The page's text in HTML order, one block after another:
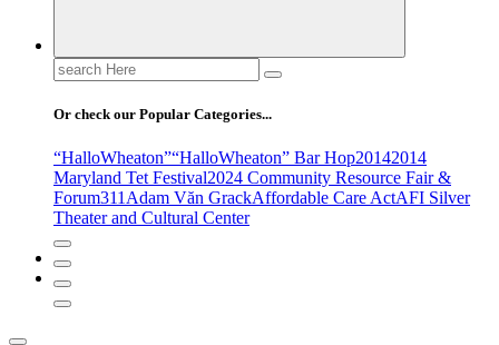
Search
for:
Or check our Popular Categories...
“HalloWheaton”“HalloWheaton” Bar Hop20142014
Maryland Tet Festival2024 Community Resource Fair &
Forum311 Adam Văn GrackAffordable Care ActAFI Silver
Theater and Cultural Center